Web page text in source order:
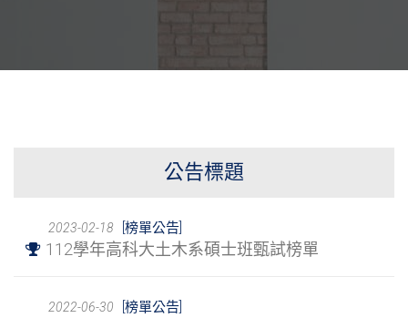
公告標題
2023-02-18 [榜單公告]
112學年高科大土木系碩士班甄試榜單
2022-06-30 [榜單公告]